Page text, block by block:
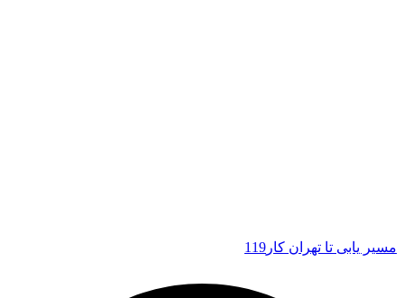
مسیر یابی تا تهران کار119